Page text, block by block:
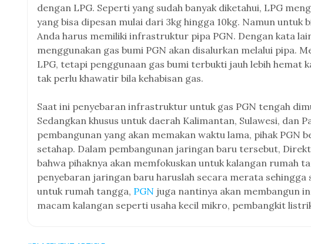
dengan LPG. Seperti yang sudah banyak diketahui, LPG
yang bisa dipesan mulai dari 3kg hingga 10kg. Namun
Anda harus memiliki infrastruktur pipa PGN. Dengan kata
menggunakan gas bumi PGN akan disalurkan melalui pipa.
LPG, tetapi penggunaan gas bumi terbukti jauh lebih hemat
tak perlu khawatir bila kehabisan gas.
Saat ini penyebaran infrastruktur untuk gas PGN tengah
Sedangkan khusus untuk daerah Kalimantan, Sulawesi, dan
pembangunan yang akan memakan waktu lama, pihak PGN
setahap. Dalam pembangunan jaringan baru tersebut,
bahwa pihaknya akan memfokuskan untuk kalangan rumah
penyebaran jaringan baru haruslah secara merata sehingga
untuk rumah tangga, PGN juga nantinya akan membangun
macam kalangan seperti usaha kecil mikro, pembangkit